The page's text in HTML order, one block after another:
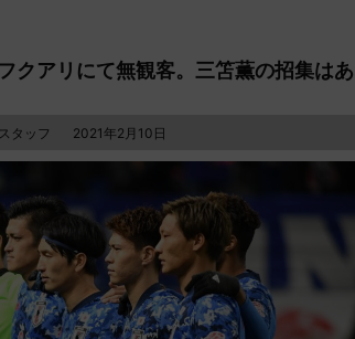
アリにて無観客。三笘薫の招集はあ
タッフ 2021年2月10日